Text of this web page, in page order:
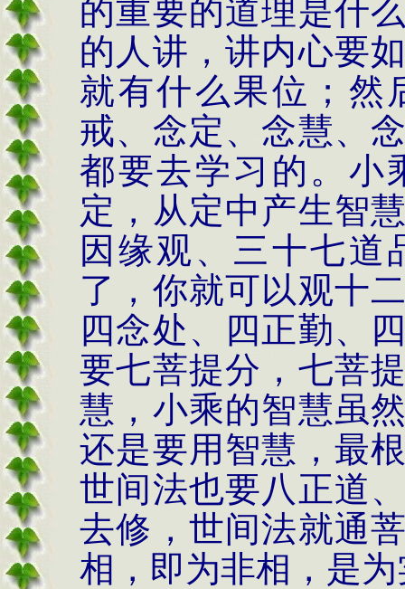
的重要的道理是什
的人讲，讲内心要
就有什么果位；然
戒、念定、念慧、
都要去学习的。小
定，从定中产生智
因缘观、三十七道
了，你就可以观十
四念处、四正勤、
要七菩提分，七菩
慧，小乘的智慧虽
还是要用智慧，最
世间法也要八正道
去修，世间法就通
相，即为非相，是